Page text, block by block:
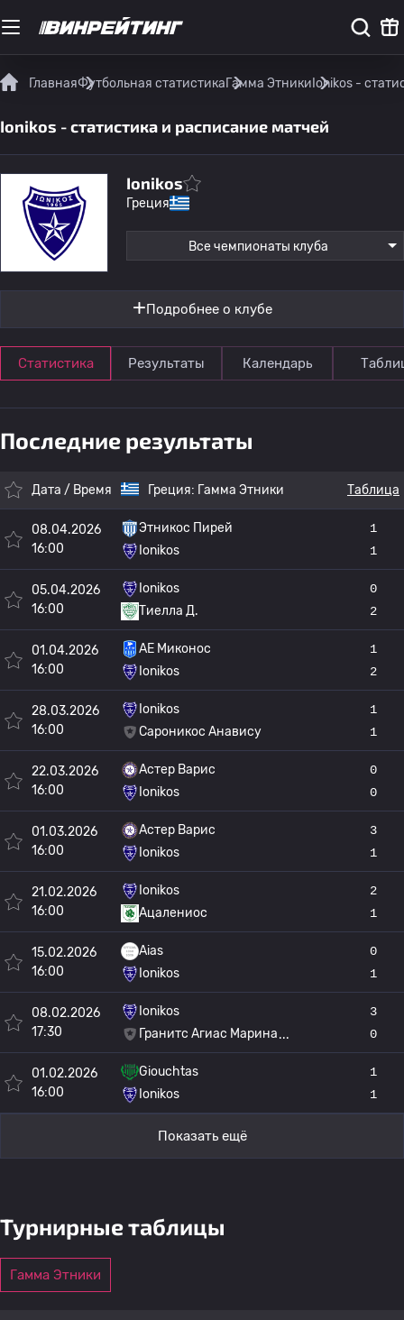
ГлавнаяФутбольная статистикаГамма Этники Ionikos -
Ionikos - статистика и расписание матчей
Ionikos
Греция
Все чемпионаты клуба
Подробнее о клубе
Статистика Результаты Календарь
Последние результаты
Дата / Время Греция: Гамма Этники Таблица
08.04.2026
16:00
Этникос Пирей
Ionikos
1
1
05.04.2026
16:00
Ionikos
Тиелла Д.
0
2
01.04.2026
16:00
AE Миконос
Ionikos
1
2
28.03.2026
16:00
Ionikos
Сароникос Анавису
1
1
22.03.2026
16:00
Астер Варис
Ionikos
0
0
01.03.2026
16:00
Астер Варис
Ionikos
3
1
21.02.2026
16:00
Ionikos
Ацалениос
2
1
15.02.2026
16:00
Aias
Ionikos
0
1
08.02.2026
17:30
Ionikos
Гранитс Агиас Марина
3
0
01.02.2026
16:00
Giouchtas
Ionikos
1
1
Показать ещё
Турнирные таблицы
Гамма Этники